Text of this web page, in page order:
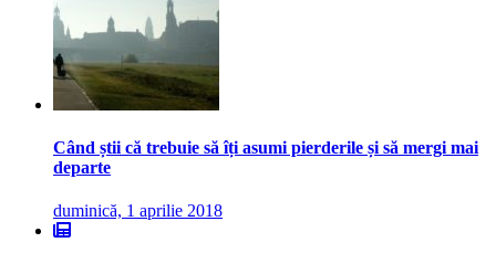
Când știi că trebuie să îți asumi pierderile și să mergi mai
departe
duminică, 1 aprilie 2018